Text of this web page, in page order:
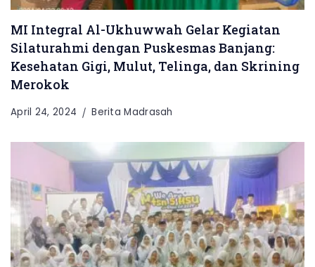
MI Integral Al-Ukhuwwah Gelar Kegiatan
Silaturahmi dengan Puskesmas Banjang:
Kesehatan Gigi, Mulut, Telinga, dan Skrining
Merokok
April 24, 2024 Berita Madrasah